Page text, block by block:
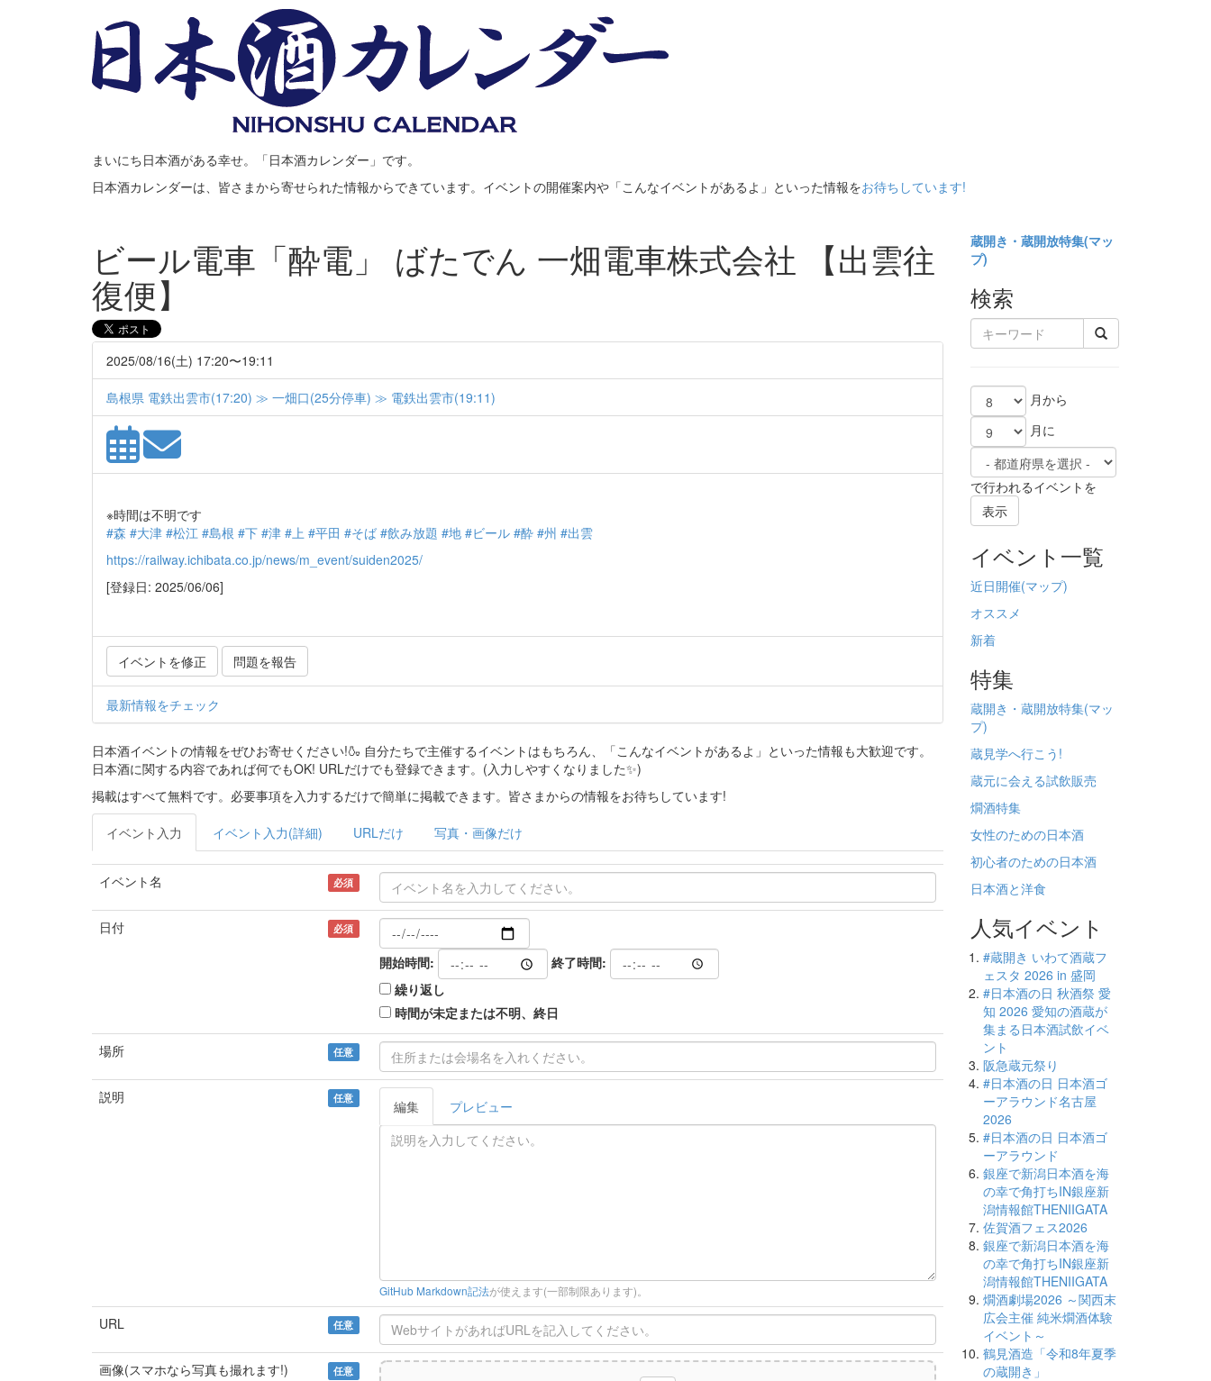
まいにち日本酒がある幸せ。「日本酒カレンダー」です。
日本酒カレンダーは、皆さまから寄せられた情報からできています。イベントの開催案内や「こんなイベントがあるよ」といった情報をお待ちしています!
ビール電車「酔電」 ばたでん 一畑電車株式会社 【出雲往
復便】
2025/08/16(土) 17:20〜19:11
島根県 電鉄出雲市(17:20) ≫ 一畑口(25分停車) ≫ 電鉄出雲市(19:11)
※時間は不明です
#森 #大津 #松江 #島根 #下 #津 #上 #平田 #そば #飲み放題 #地 #ビール #酔 #州 #出雲
https://railway.ichibata.co.jp/news/m_event/suiden2025/
[登録日: 2025/06/06]
イベントを修正 問題を報告
最新情報をチェック
日本酒イベントの情報をぜひお寄せください!🍶 自分たちで主催するイベントはもちろん、「こんなイベントがあるよ」といった情報も大歓迎です。
日本酒に関する内容であれば何でもOK! URLだけでも登録できます。(入力しやすくなりました✨)
掲載はすべて無料です。必要事項を入力するだけで簡単に掲載できます。皆さまからの情報をお待ちしています!
イベント入力 イベント入力(詳細) URLだけ 写真・画像だけ
イベント名 必須
日付 必須
開始時間:
終了時間:
繰り返し
時間が未定または不明、終日
場所 任意
説明 任意 編集 プレビュー
GitHub Markdown記法が使えます(一部制限あります)。
URL 任意
画像(スマホなら写真も撮れます!) 任意
蔵開き・蔵開放特集(マッ
プ)
検索
月から
月に
で行われるイベントを
表示
イベント一覧
近日開催(マップ)
オススメ
新着
特集
蔵開き・蔵開放特集(マッ
プ)
蔵見学へ行こう!
蔵元に会える試飲販売
燗酒特集
女性のための日本酒
初心者のための日本酒
日本酒と洋食
人気イベント
#蔵開き いわて酒蔵フ
ェスタ 2026 in 盛岡
#日本酒の日 秋酒祭 愛
知 2026 愛知の酒蔵が
集まる日本酒試飲イベ
ント
阪急蔵元祭り
#日本酒の日 日本酒ゴ
ーアラウンド名古屋
2026
#日本酒の日 日本酒ゴ
ーアラウンド
銀座で新潟日本酒を海
の幸で角打ちIN銀座新
潟情報館THENIIGATA
佐賀酒フェス2026
銀座で新潟日本酒を海
の幸で角打ちIN銀座新
潟情報館THENIIGATA
燗酒劇場2026 ～関西末
広会主催 純米燗酒体験
イベント～
鶴見酒造「令和8年夏季
の蔵開き」